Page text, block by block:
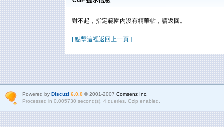
對不起，指定範圍內沒有精華帖，請返回。
[ 點擊這裡返回上一頁 ]
Powered by Discuz! 6.0.0© 2001-2007 Comsenz Inc.
Processed in 0.005730 second(s), 4 queries, Gzip enabled.